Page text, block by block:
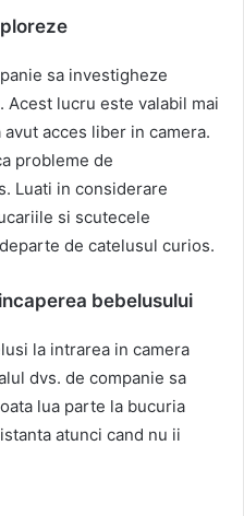
sa investigheze
lucru este valabil mai
acces liber in camera.
probleme de
Luati in considerare
si scutecele
de catelusul curios.
bebelusului
la intrarea in camera
dvs. de companie sa
lua parte la bucuria
atunci cand nu ii